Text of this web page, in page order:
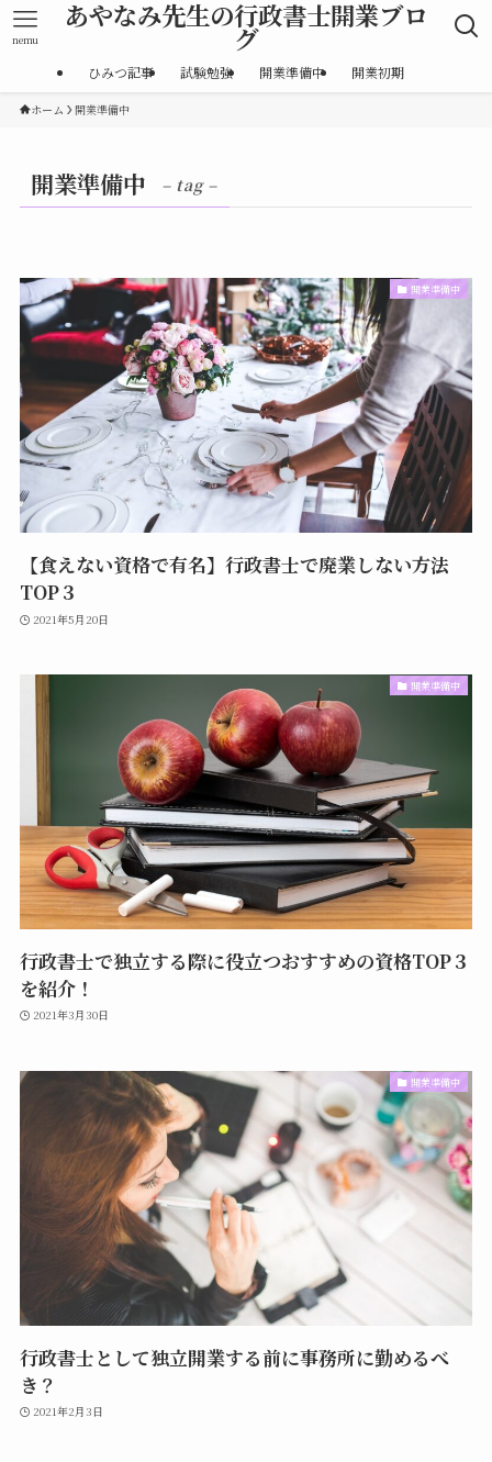
あやなみ先生の行政書士開業ブロ
グ
nemu
ひみつ記事 試験勉強 開業準備中 開業初期
ホーム 開業準備中
開業準備中 – tag –
開業準備中
【食えない資格で有名】行政書士で廃業しない方法
TOP３
2021年5月20日
開業準備中
行政書士で独立する際に役立つおすすめの資格TOP３
を紹介！
2021年3月30日
開業準備中
行政書士として独立開業する前に事務所に勤めるべ
き？
2021年2月3日